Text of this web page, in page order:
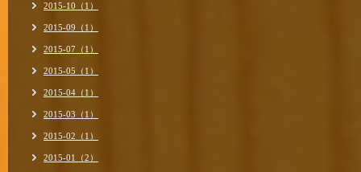
2015-10（1）
2015-09（1）
2015-07（1）
2015-05（1）
2015-04（1）
2015-03（1）
2015-02（1）
2015-01（2）